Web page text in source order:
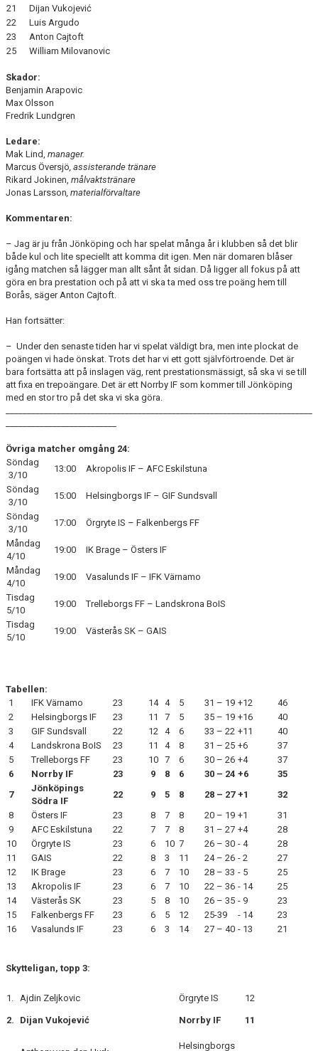
21
Dijan Vukojević
22
Luis Argudo
23
Anton Cajtoft
25
William Milovanovic
Skador:
Benjamin Arapovic
Max Olsson
Fredrik Lundgren
Ledare:
Mak Lind, manager.
Marcus Översjö , assisterande tränare
Rikard Jokinen, målvaktstränare
Jonas Larsson , materialförvaltare
Kommentaren:
– Jag är ju från Jönköping och har spelat många år i klubben så det blir
både kul och lite speciellt att komma dit igen. Men när domaren blåser
igång matchen så lägger man allt sånt åt sidan. Då ligger all fokus på att
göra en bra prestation och på att vi ska ta med oss tre poäng hem till
Borås, säger Anton Cajtoft.
Han fortsätter:
– Under den senaste tiden har vi spelat väldigt bra, men inte plockat de
poängen vi hade önskat. Trots det har vi ett gott självförtroende. Det är
bara fortsätta att på inslagen väg, rent prestationsmässigt, så ska vi se till
att fixa en trepoängare. Det är ett Norrby IF som kommer till Jönköping
med en stor tro på det ska vi ska göra.
Övriga matcher omgång 24:
Söndag
3/10
13:00
Akropolis IF – AFC Eskilstuna
Söndag
3/10
15:00
Helsingborgs IF – GIF Sundsvall
Söndag
3/10
17:00
Örgryte IS – Falkenbergs FF
Måndag
4/10
19:00
IK Brage – Östers IF
Måndag
4/10
19:00
Vasalunds IF – IFK Värnamo
Tisdag
5/10
19:00
Trelleborgs FF – Landskrona BoIS
Tisdag
5/10
19:00 Västerås SK – GAIS
Tabellen:
1
IFK Värnamo 23 14 4 5 31 – 19 +12
46
2
Helsingborgs IF 23 11 7 5 35 – 19 +16
40
3
GIF Sundsvall 22 12 4 6 33 – 22 +11
40
4
Landskrona BoIS 23 11 4 8 31 – 25 +6
37
5
Trelleborgs FF 23 10 7 6 30 – 26 +4
37
6
Norrby IF 23 9 8 6 30 – 24 +6
35
7
Jönköpings
Södra IF
22 9 5 8 28 – 27 +1
32
8
Östers IF 23 8 7 8 20 – 19 +1
31
9
AFC Eskilstuna 22 7 7 8 31 – 27 +4
28
10
Örgryte IS 23 6 10 7 26 – 30 - 4
28
11
GAIS 22 8 3 11 24 – 26 - 2
27
12
IK Brage 23 6 7 10 28 – 33 - 5
25
13
Akropolis IF 23 6 7 10 22 – 36 - 14
25
14
Västerås SK 23 5 8 10 26 – 35 - 9
23
15
Falkenbergs FF 23 6 5 12 25-39 - 14
23
16
Vasalunds IF 23 6 3 14 27 – 40 - 13 21
Skytteligan, topp 3:
1. Ajdin Zeljkovic Örgryte IS 12
2. Dijan Vukojević Norrby IF 11
Helsingborgs